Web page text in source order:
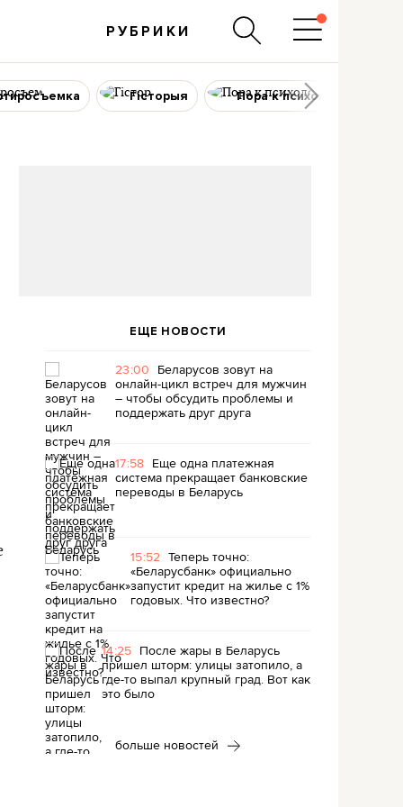
РУБРИКИ
Гісторыя Пора к психологу
ЕЩЕ НОВОСТИ
23:00 Беларусов зовут на
онлайн-цикл встреч для мужчин
– чтобы обсудить проблемы и
поддержать друг друга
17:58 Еще одна платежная
система прекращает банковские
переводы в Беларусь
15:52 Теперь точно:
«Беларусбанк» официально
запустит кредит на жилье с 1%
годовых. Что известно?
14:25 После жары в Беларусь
пришел шторм: улицы затопило, а
где-то выпал крупный град. Вот как
это было
больше новостей